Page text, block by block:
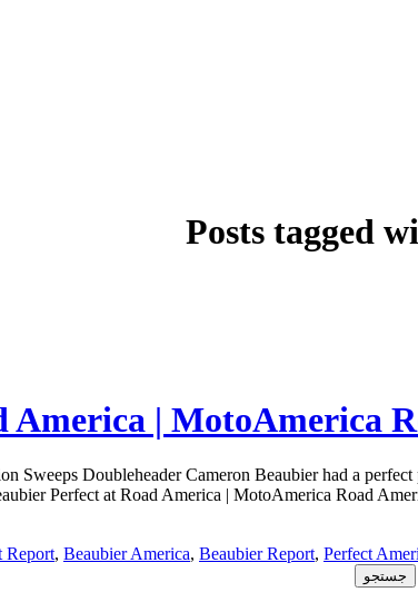
Posts tagged
America | MotoAmerica
Doubleheader Cameron Beaubier had a perfect
Perfect at Road America | MotoAmerica Road
Report, Beaubier America, Beaubier Report, Perfect